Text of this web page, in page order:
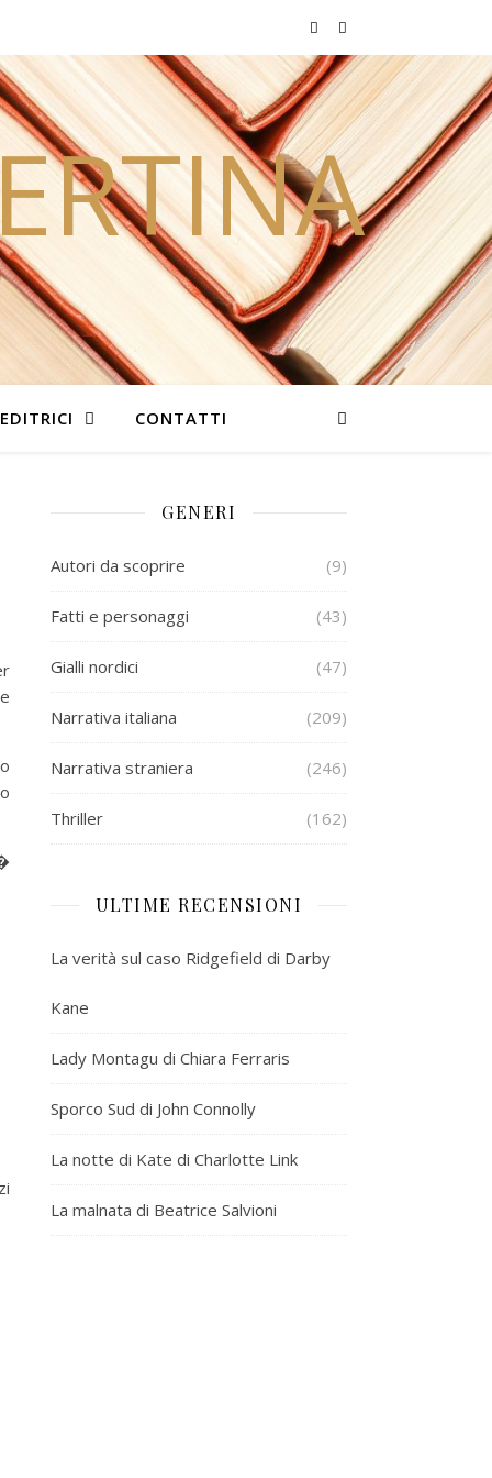
CONTATTI
GENERI
Autori da scoprire (9)
Fatti e personaggi (43)
Gialli nordici (47)
Narrativa italiana (209)
Narrativa straniera (246)
Thriller (162)
ULTIME RECENSIONI
La verità sul caso Ridgefield di Darby
Kane
Lady Montagu di Chiara Ferraris
Sporco Sud di John Connolly
La notte di Kate di Charlotte Link
La malnata di Beatrice Salvioni